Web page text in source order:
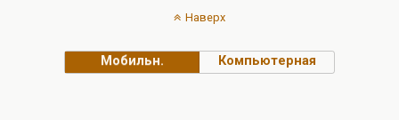
Наверх
Мобильн. Компьютерная